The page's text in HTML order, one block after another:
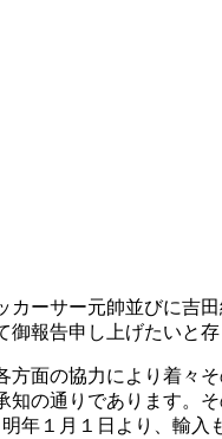
ーサー元帥並びに吉
報告申し上げたいと存
面の協力により着々
の通りであります。
年１月１日より、輸入